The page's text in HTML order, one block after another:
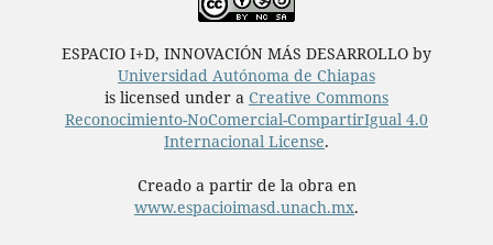
ESPACIO I+D, INNOVACIÓN MÁS DESARROLLO by
Universidad Autónoma de Chiapas
is licensed under a Creative Commons
Reconocimiento-NoComercial-CompartirIgual 4.0
Internacional License.
Creado a partir de la obra en
www.espacioimasd.unach.mx.